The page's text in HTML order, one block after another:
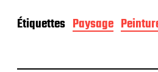
o
n
Étiquettes Paysage